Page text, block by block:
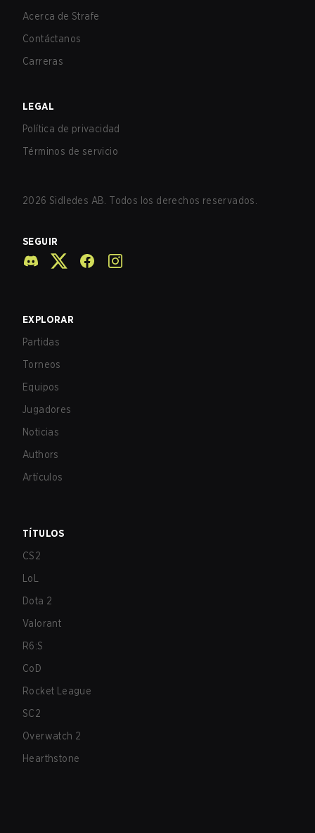
Acerca de Strafe
Contáctanos
Carreras
LEGAL
Política de privacidad
Términos de servicio
2026 Sidledes AB. Todos los derechos reservados.
SEGUIR
EXPLORAR
Partidas
Torneos
Equipos
Jugadores
Noticias
Authors
Artículos
TÍTULOS
CS2
LoL
Dota 2
Valorant
R6:S
CoD
Rocket League
SC2
Overwatch 2
Hearthstone